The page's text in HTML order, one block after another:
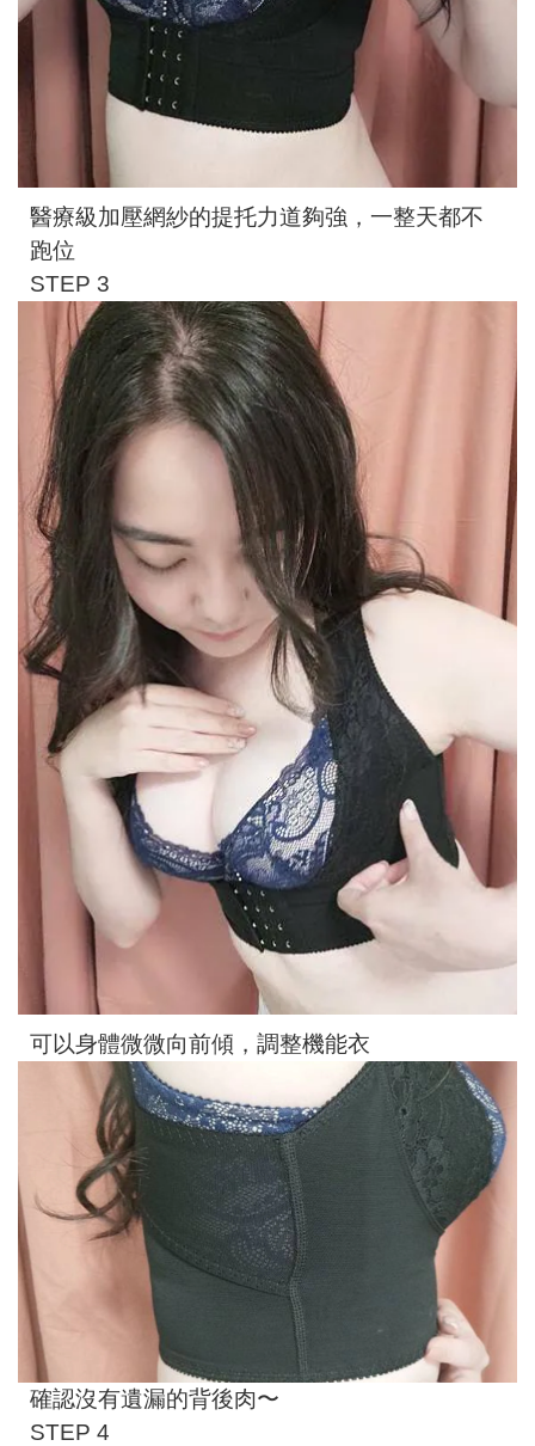
醫療級加壓網紗的提托力道夠強，一整天都不
跑位
STEP 3
可以身體微微向前傾，調整機能衣
確認沒有遺漏的背後肉〜
STEP 4